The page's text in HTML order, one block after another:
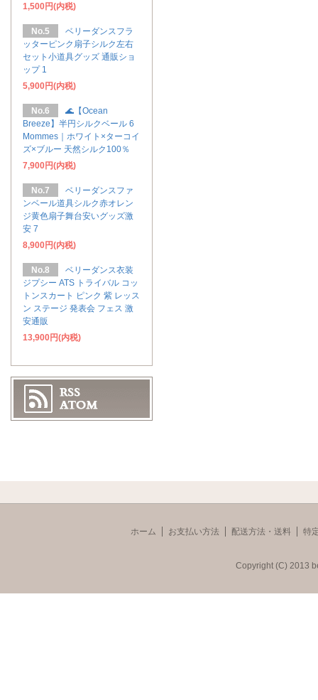
1,500円(内税)
No.5
ベリーダンスフラ
ッターピンク扇子シルク左右
セット小道具グッズ 通販ショ
ップ 1
5,900円(内税)
No.6
🌊【Ocean
Breeze】半円シルクベール 6
Mommes｜ホワイト×ターコイ
ズ×ブルー 天然シルク100％
7,900円(内税)
No.7
ベリーダンスファ
ンベール道具シルク赤オレン
ジ黄色扇子舞台安いグッズ激
安 7
8,900円(内税)
No.8
ベリーダンス衣装
ジプシー ATS トライバル コッ
トンスカート ピンク 紫 レッス
ン ステージ 発表会 フェス 激
安通販
13,900円(内税)
ホーム お支払い方法 配送方法・送料 特
Copyright (C) 2013